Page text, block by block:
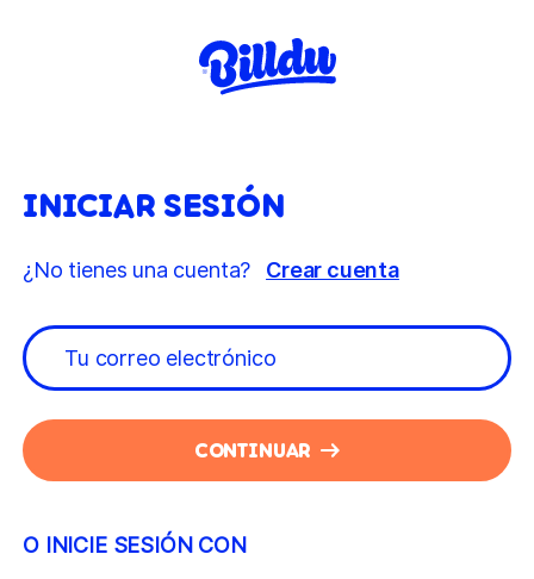
INICIAR SESIÓN
¿No tienes una cuenta? Crear cuenta
CONTINUAR
O INICIE SESIÓN CON